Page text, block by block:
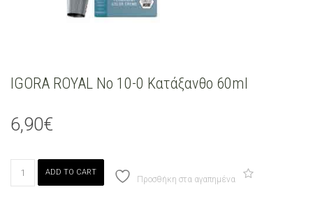
IGORA ROYAL No 10-0 Κατάξανθο 60ml
6,90€
ROYAL
ADD TO CART
Προσθήκη στα αγαπημένα